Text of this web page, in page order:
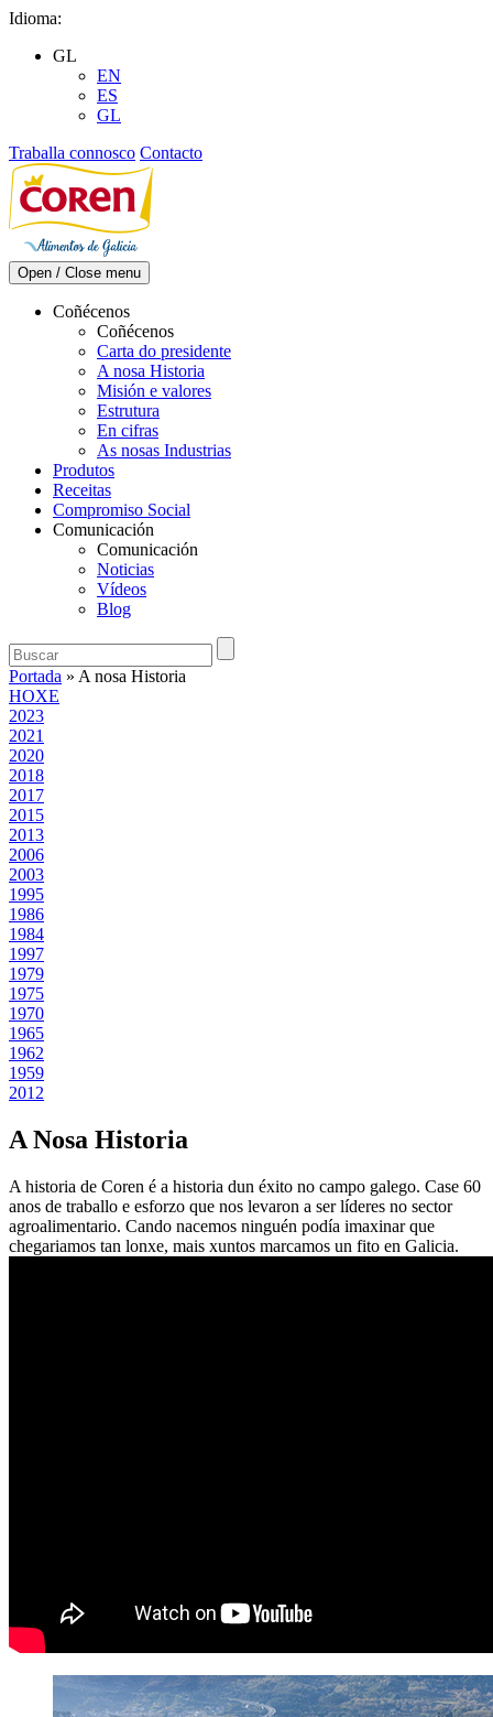
Skip
content
Idioma:
GL
EN
ES
GL
Traballa connosco Contacto
Open / Close menu
Coñécenos
Coñécenos
Carta do presidente
A nosa Historia
Misión e valores
Estrutura
En cifras
As nosas Industrias
Produtos
Receitas
Compromiso Social
Comunicación
Comunicación
Noticias
Vídeos
Blog
Portada » A nosa Historia
HOXE
2023
2021
2020
2018
2017
2015
2013
2006
2003
1995
1986
1984
1997
1979
1975
1970
1965
1962
1959
2012
A Nosa Historia
A historia de Coren é a historia dun éxito no campo galego. Case 60
anos de traballo e esforzo que nos levaron a ser líderes no sector
agroalimentario. Cando nacemos ninguén podía imaxinar que
chegariamos tan lonxe, mais xuntos marcamos un fito en Galicia.